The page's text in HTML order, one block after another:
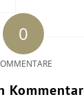
0
Kommentar